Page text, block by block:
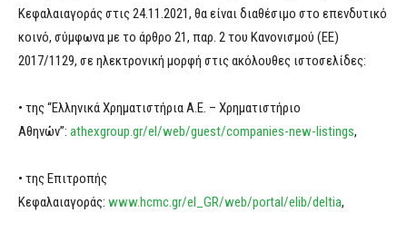
Κεφαλαιαγοράς στις 24.11.2021, θα είναι διαθέσιμο στο επενδυτικό
κοινό, σύμφωνα με το άρθρο 21, παρ. 2 του Κανονισμού (ΕΕ)
2017/1129, σε ηλεκτρονική μορφή στις ακόλουθες ιστοσελίδες:
• της “Ελληνικά Χρηματιστήρια Α.Ε. – Χρηματιστήριο
Αθηνών”: athexgroup.gr/el/web/guest/companies-new-listings,
• της Επιτροπής
Κεφαλαιαγοράς: www.hcmc.gr/el_GR/web/portal/elib/deltia,